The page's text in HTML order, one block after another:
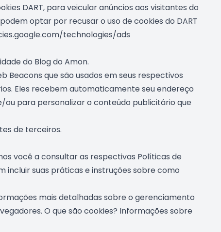
DART, para veicular anúncios aos visitantes do
optar por recusar o uso de cookies do DART
technologies/ads
do Blog do Amon.
Beacons que são usados em seus respectivos
Eles recebem automaticamente seu endereço
ou para personalizar o conteúdo publicitário que
de terceiros.
você a consultar as respectivas Políticas de
incluir suas práticas e instruções sobre como
mais detalhadas sobre o gerenciamento
O que são cookies? Informações sobre